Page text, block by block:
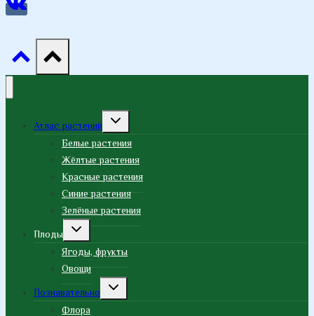
Атлас растений
Переключить
меню
Белые растения
Жёлтые растения
Красные растения
Синие растения
Зелёные растения
Плоды
Переключить
меню
Ягоды, фрукты
Овощи
Познавательно
Переключить
меню
Флора